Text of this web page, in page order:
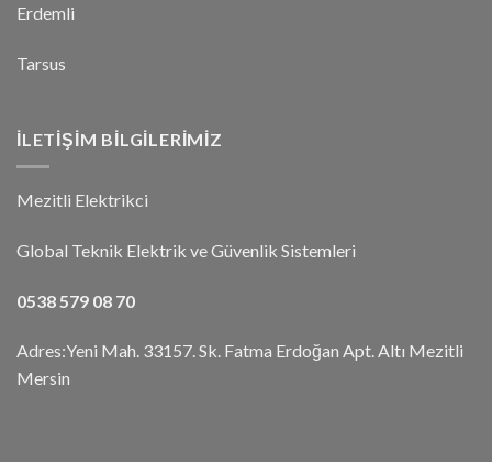
Erdemli
Tarsus
İLETIŞIM BILGILERIMIZ
Mezitli Elektrikci
Global Teknik Elektrik ve Güvenlik Sistemleri
0538 579 08 70
Adres:Yeni Mah. 33157. Sk. Fatma Erdoğan Apt. Altı Mezitli
Mersin